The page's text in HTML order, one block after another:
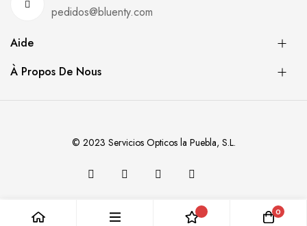
pedidos@bluenty.com
Aide
À Propos De Nous
© 2023 Servicios Opticos la Puebla, S.L.
0